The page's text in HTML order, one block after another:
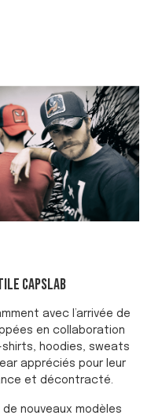
CAPSLAB
avec l’arrivée de
en collaboration
hoodies, sweats
appréciés pour leur
et décontracté.
nouveaux modèles